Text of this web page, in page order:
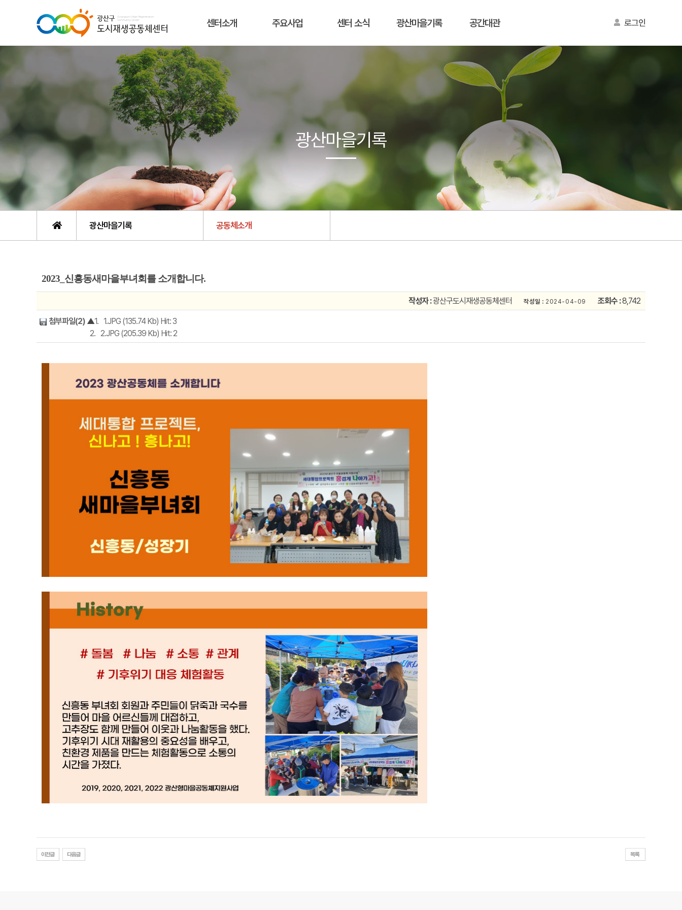
센터소개 주요사업 센터 소식 광산마을기록 공간대관 로그인
광산마을기록
광산마을기록 공동체소개
2023_신흥동새마을부녀회를 소개합니다.
작성자 :광산구도시재생공동체센터 작성일 : 2024-04-09 조회수 :8,742
첨부파일(2) ▲1. 1.JPG (135.74 Kb) Hit: 3
2. 2.JPG (205.39 Kb) Hit: 2